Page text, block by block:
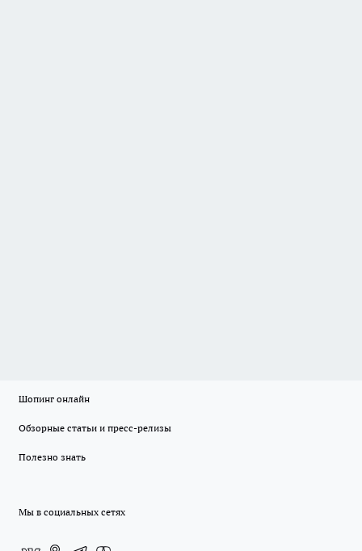
Шопинг онлайн
Обзорные статьи и пресс-релизы
Полезно знать
Мы в социальных сетях